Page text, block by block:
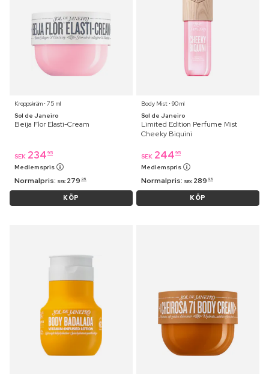
Kroppskräm ⋅ 75 ml
Sol de Janeiro
Beija Flor Elasti-Cream
SEK 234 95
Medlemspris
Normalpris: SEK 279 95
KÖP
Body Mist ⋅ 90 ml
Sol de Janeiro
Limited Edition Perfume Mist
Cheeky Biquini
SEK 244 95
Medlemspris
Normalpris: SEK 289 95
KÖP